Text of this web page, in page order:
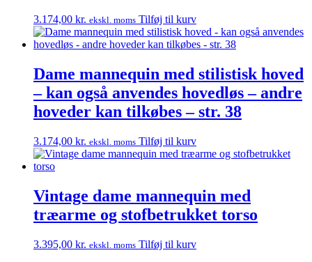
3.174,00 kr. ekskl. moms Tilføj til kurv
Dame mannequin med stilistisk hoved
– kan også anvendes hovedløs – andre
hoveder kan tilkøbes – str. 38
3.174,00 kr. ekskl. moms Tilføj til kurv
Vintage dame mannequin med
træarme og stofbetrukket torso
3.395,00 kr. ekskl. moms Tilføj til kurv